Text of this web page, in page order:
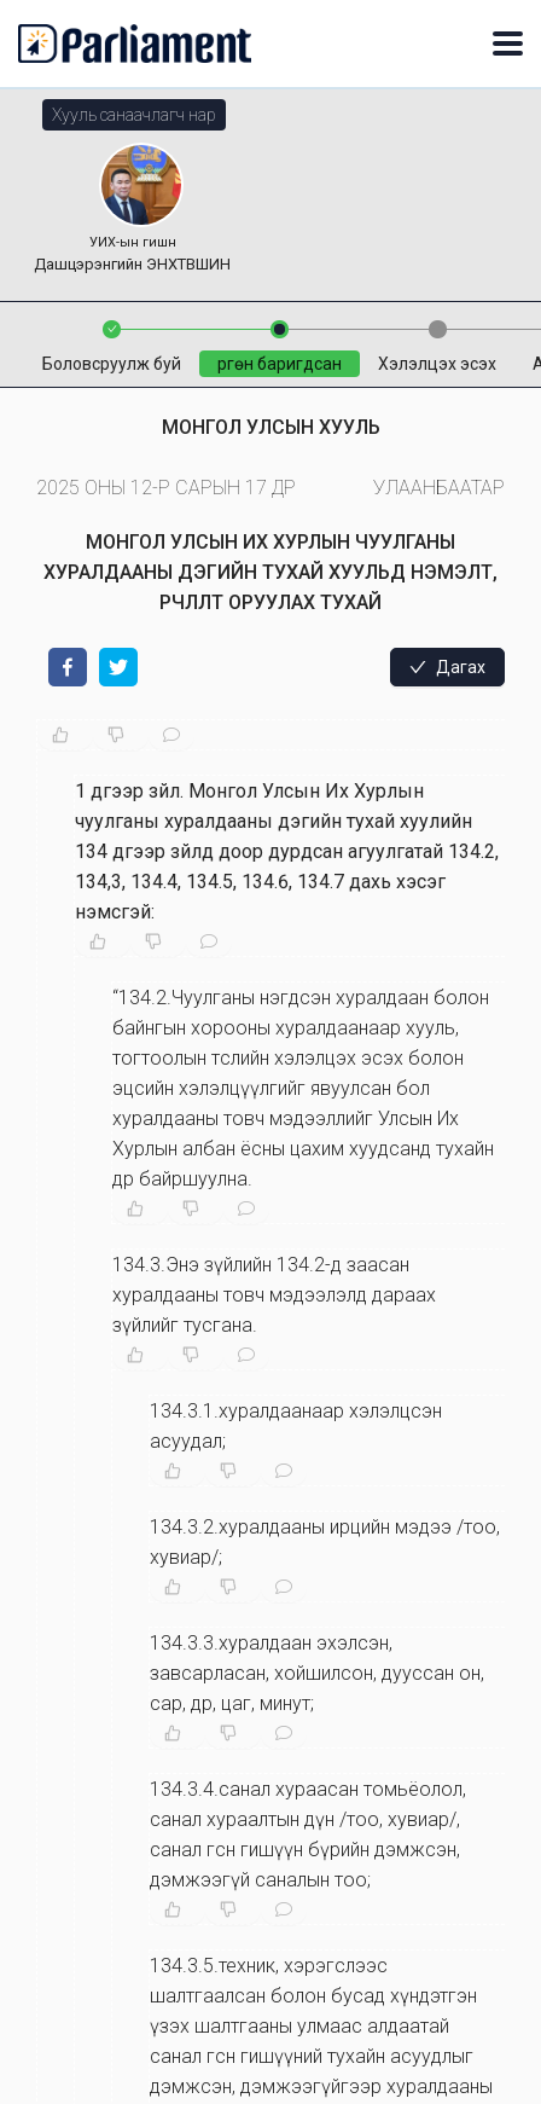
Хууль санаачлагч нар
УИХ-ын гишүүн
Дашцэрэнгийн ЭНХТҮВШИН
Боловсруулж буй Өргөн баригдсан Хэлэлцэх эсэх
МОНГОЛ УЛСЫН ХУУЛЬ
2025 ОНЫ 12-Р САРЫН 17 ӨДӨР УЛААНБААТАР
МОНГОЛ УЛСЫН ИХ ХУРЛЫН ЧУУЛГАНЫ
ХУРАЛДААНЫ ДЭГИЙН ТУХАЙ ХУУЛЬД НЭМЭЛТ,
ӨӨРЧЛӨЛТ ОРУУЛАХ ТУХАЙ
Дагах
1 дүгээр зүйл. Монгол Улсын Их Хурлын
чуулганы хуралдааны дэгийн тухай хуулийн
134 дүгээр зүйлд доор дурдсан агуулгатай 134.2,
134,3, 134.4, 134.5, 134.6, 134.7 дахь хэсэг
нэмсүгэй:
“134.2.Чуулганы нэгдсэн хуралдаан болон
байнгын хорооны хуралдаанаар хууль,
тогтоолын төслийн хэлэлцэх эсэх болон
эцсийн хэлэлцүүлгийг явуулсан бол
хуралдааны товч мэдээллийг Улсын Их
Хурлын албан ёсны цахим хуудсанд тухайн
өдөр байршуулна.
134.3.Энэ зүйлийн 134.2-д заасан
хуралдааны товч мэдээлэлд дараах
зүйлийг тусгана.
134.3.1.хуралдаанаар хэлэлцсэн
асуудал;
134.3.2.хуралдааны ирцийн мэдээ /тоо,
хувиар/;
134.3.3.хуралдаан эхэлсэн,
завсарласан, хойшилсон, дууссан он,
сар, өдөр, цаг, минут;
134.3.4.санал хураасан томьёолол,
санал хураалтын дүн /тоо, хувиар/,
санал өгсөн гишүүн бүрийн дэмжсэн,
дэмжээгүй саналын тоо;
134.3.5.техник, хэрэгслээс
шалтгаалсан болон бусад хүндэтгэн
үзэх шалтгааны улмаас алдаатай
санал өгсөн гишүүний тухайн асуудлыг
дэмжсэн, дэмжээгүйгээр хуралдааны